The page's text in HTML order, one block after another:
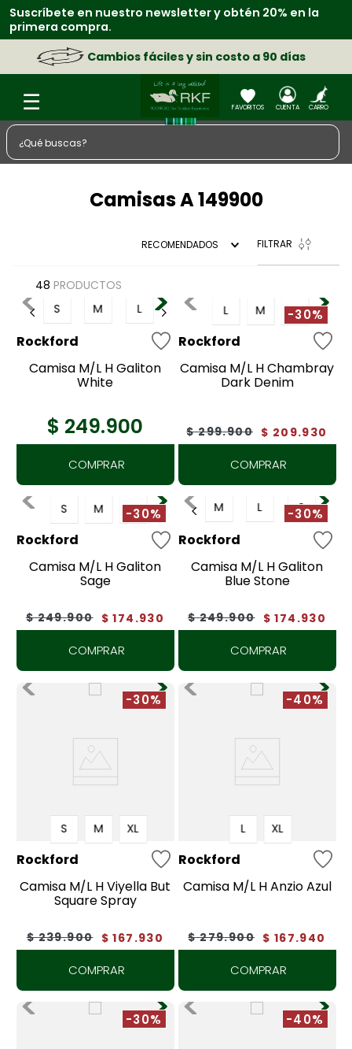
Suscríbete en nuestro newsletter y obtén 20% en la
primera compra.
Cambios fáciles y sin costo a 90 días
¿Qué buscas?
Camisas A 149900
RECOMENDADOS FILTRAR
48 PRODUCTOS
S
M L
Rockford
Camisa M/L H Galiton
White
$ 249.900
COMPRAR
-30%
L M S
Rockford
Camisa M/L H Chambray
Dark Denim
$ 299.900 $ 209.930
COMPRAR
-30%
S M L
Rockford
Camisa M/L H Galiton
Sage
$ 249.900 $ 174 .930
COMPRAR
-30%
M L S
Rockford
Camisa M/L H Galiton
Blue Stone
$ 249.900 $ 174 .930
COMPRAR
-30%
S M XL
Rockford
Camisa M/L H Viyella But
Square Spray
$ 239.900 $ 167 .930
COMPRAR
-40%
L XL
Rockford
Camisa M/L H Anzio Azul
$ 279.900 $ 167.940
COMPRAR
-30% -40%
zapatos
.
camisa
5
medias
6.
morral
7.
tenis
tarjetero
10. lino